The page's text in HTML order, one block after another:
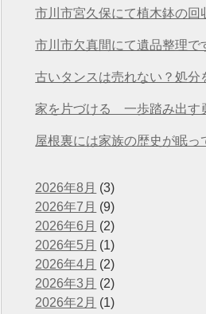
任せください
市川市宮久保にて植木鉢の回
市川市欠真間にて遺品整理で
川店』
古いタンスは売れない？処分
えています
家を片づける 一歩踏み出す
屋根裏には家族の歴史が眠
2026年8月 (3)
2026年7月 (9)
2026年6月 (2)
2026年5月 (1)
2026年4月 (2)
2026年3月 (2)
2026年2月 (1)